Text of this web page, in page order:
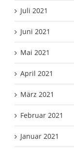
Juli 2021
Juni 2021
Mai 2021
April 2021
März 2021
Februar 2021
Januar 2021